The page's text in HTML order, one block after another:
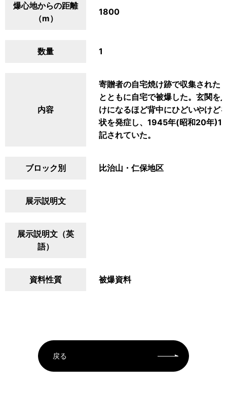
爆心地からの距離
（m）
1800
数量 1
内容
寄贈者の自宅焼け跡で収集された
とともに自宅で被爆した。玄関を
けになるほど背中にひどいやけど
状を発症し、1945年(昭和20年
記されていた。
ブロック別 比治山・仁保地区
展示説明文
展示説明文（英
語）
資料性質 被爆資料
戻る